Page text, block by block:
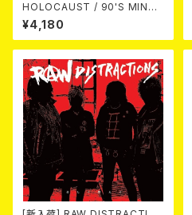
HOLOCAUST / 90'S MIND I
N YOUR MINDS (※LTD.150
SWIRL BLUE VINYL)
¥4,180